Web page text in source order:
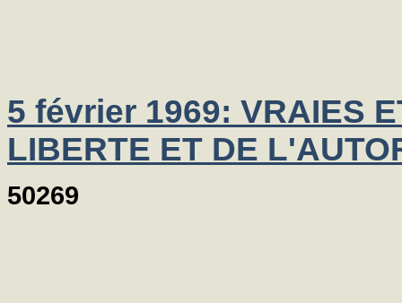
5 février 1969: VRAIES
LIBERTE ET DE
50269